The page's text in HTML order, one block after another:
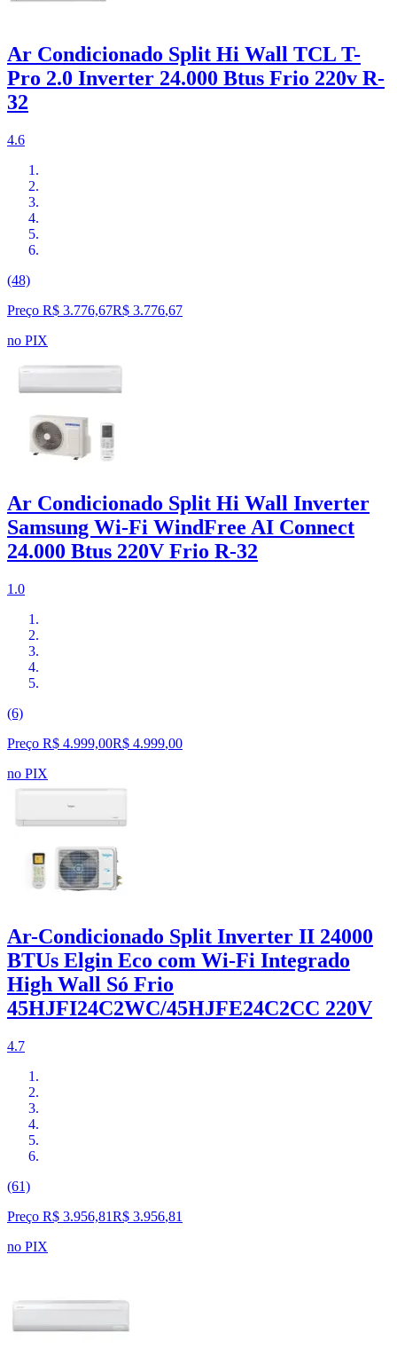
Ar Condicionado Split Hi Wall TCL T-
Pro 2.0 Inverter 24.000 Btus Frio 220v R-
32
4.6
(48)
Preço R$ 3.776,67R$ 3.776,67
no PIX
Ar Condicionado Split Hi Wall Inverter
Samsung Wi-Fi WindFree AI Connect
24.000 Btus 220V Frio R-32
1.0
(6)
Preço R$ 4.999,00R$ 4.999,00
no PIX
Ar-Condicionado Split Inverter II 24000
BTUs Elgin Eco com Wi-Fi Integrado
High Wall Só Frio
45HJFI24C2WC/45HJFE24C2CC 220V
4.7
(61)
Preço R$ 3.956,81R$ 3.956,81
no PIX